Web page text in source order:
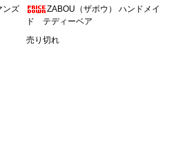
ンズ
ZABOU（ザボウ） ハンドメイ
ド テディーベア
売り切れ